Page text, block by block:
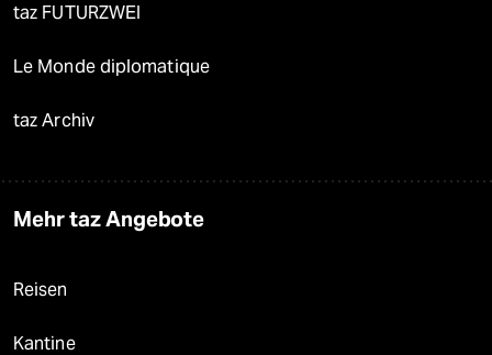
taz FUTURZWEI
Le Monde diplomatique
taz Archiv
Mehr taz Angebote
Reisen
Kantine